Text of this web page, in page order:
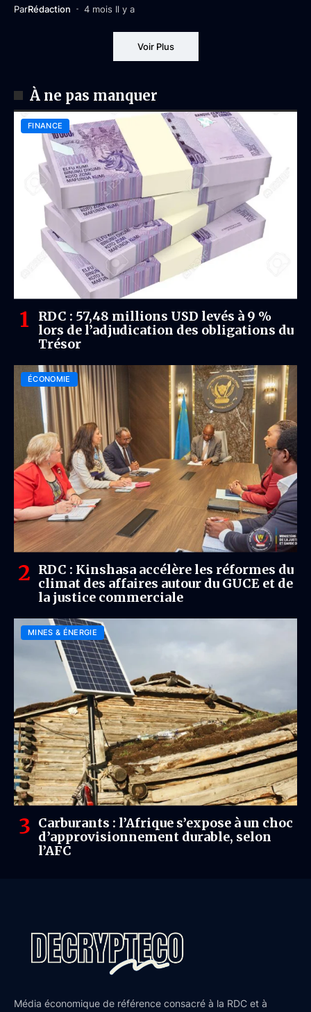
ParRédaction 4 mois Il y a
Voir Plus
À ne pas manquer
FINANCE
RDC : 57,48 millions USD levés à 9 %
lors de l’adjudication des obligations du
Trésor
ÉCONOMIE
RDC : Kinshasa accélère les réformes du
climat des affaires autour du GUCE et de
la justice commerciale
MINES & ÉNERGIE
Carburants : l’Afrique s’expose à un choc
d’approvisionnement durable, selon
l’AFC
Média économique de référence consacré à la RDC et à